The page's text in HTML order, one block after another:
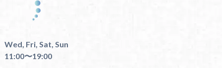
Wed, Fri, Sat, Sun
11:00〜19:00